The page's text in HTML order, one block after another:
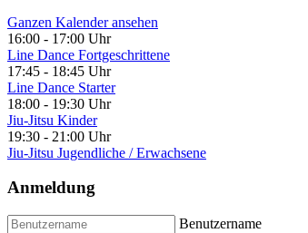
Ganzen Kalender ansehen
16:00 - 17:00 Uhr
Line Dance Fortgeschrittene
17:45 - 18:45 Uhr
Line Dance Starter
18:00 - 19:30 Uhr
Jiu-Jitsu Kinder
19:30 - 21:00 Uhr
Jiu-Jitsu Jugendliche / Erwachsene
Anmeldung
Benutzername